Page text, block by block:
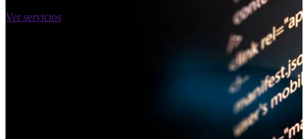
Ver servicios